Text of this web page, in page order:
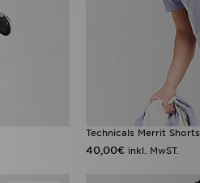
Technicals Merrit Shorts
40,00€ inkl. MwST.